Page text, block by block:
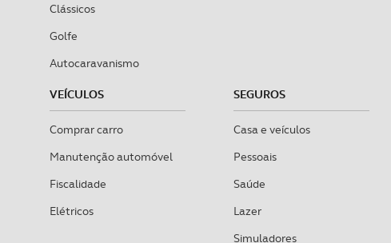
Clássicos
Golfe
Autocaravanismo
VEÍCULOS
Comprar carro
Manutenção automóvel
Fiscalidade
Elétricos
SEGUROS
Casa e veículos
Pessoais
Saúde
Lazer
Simuladores